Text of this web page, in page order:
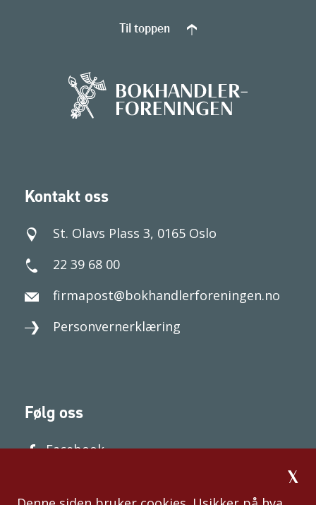
Kontakt oss
St. Olavs Plass 3, 0165 Oslo
22 39 68 00
firmapost@bokhandlerforeningen.no
Personvernerklæring
Følg oss
Facebook
Til toppen